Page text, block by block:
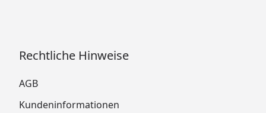
Rechtliche Hinweise
AGB
Kundeninformationen